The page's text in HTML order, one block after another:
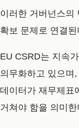
이러한 거버넌스의
확보 문제로 연결된
EU CSRD는 지속
의무화하고 있으며
데이터가 재무제표
거쳐야 함을 의미한